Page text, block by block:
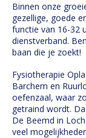
Binnen onze
gezellige, goede
functie van 16-32
dienstverband.
baan die je zoekt!
Fysiotherapie
Barchem en
oefenzaal, waar
getraind wordt.
De Beemd in
veel